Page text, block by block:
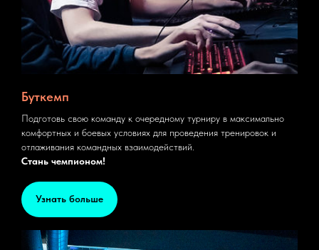
Буткемп
Подготовь свою команду к очередному турниру в максимально
комфортных и боевых условиях для проведения тренировок и
отлаживания командных взаимодействий.
Стань чемпионом!
Узнать больше